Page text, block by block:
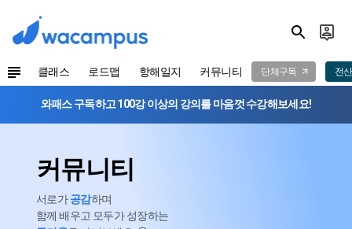
클래스 로드맵 항해일지 커뮤니티 단체구독 전
와패스 구독하고 100강 이상의 강의를 마음껏 수강해보세요!
커뮤니티
서로가공감하며
함께 배우고 모두가 성장하는